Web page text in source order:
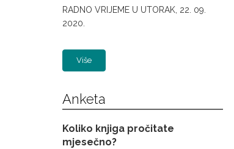
RADNO VRIJEME U UTORAK, 22. 09.
2020.
Više
Anketa
Koliko knjiga pročitate
mjesečno?